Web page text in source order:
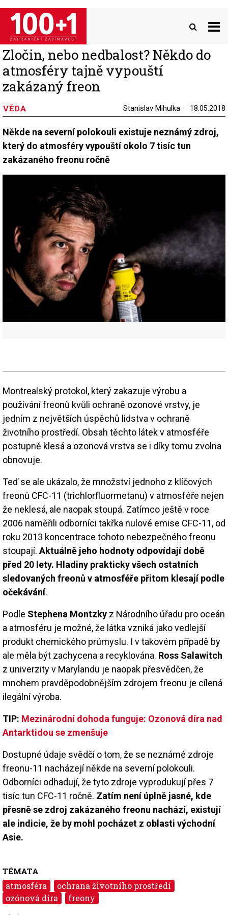
Přejít
hlavnímu
obsahu
Zločin, nebo nedbalost? Někdo do
atmosféry tajně vypouští
zakázaný freon
VĚDA Stanislav Mihulka 18.05.2018
Někde na severní polokouli existuje neznámý zdroj,
který do atmosféry vypouští okolo 7 tisíc tun
zakázaného freonu ročně
Montrealský protokol, který zakazuje výrobu a
používání freonů kvůli ochraně ozonové vrstvy, je
jedním z největších úspěchů lidstva v ochraně
životního prostředí. Obsah těchto látek v atmosféře
postupně klesá a ozonová vrstva se i díky tomu zvolna
obnovuje.
Teď se ale ukázalo, že množství jednoho z klíčových
freonů CFC-11 (trichlorfluormetanu) v atmosféře nejen
že neklesá, ale naopak stoupá. Zatímco ještě v roce
2006 naměřili odborníci takřka nulové emise CFC-11, od
roku 2013 koncentrace tohoto nebezpečného freonu
stoupají. Aktuálně jeho hodnoty odpovídají době
před 20 lety. Hladiny prakticky všech ostatních
sledovaných freonů v atmosféře přitom klesají podle
očekávání.
Podle Stephena Montzky z Národního úřadu pro oceán
a atmosféru je možné, že látka vzniká jako vedlejší
produkt chemického průmyslu. I v takovém případě by
ale měla být zachycena a recyklována. Ross Salawitch
z univerzity v Marylandu je naopak přesvědčen, že
mnohem pravděpodobnějším zdrojem freonu je cílená
ilegální výroba.
TIP: Mezinárodní dohoda funguje: Ozonová díra nad
Antarktidou se zmenšuje
Dostupné údaje svědčí o tom, že se neznámé zdroje
freonu-11 nacházejí někde na severní polokouli.
Odborníci odhadují, že tyto zdroje vyprodukují přes 7
tisíc tun CFC-11 ročně. Zatím není úplně jasné, kde
přesně se zdroj zakázaného freonu nachází, existují
ale indicie, že by mohl pocházet z oblasti východní
Asie.
TÉMATA
atmosféra
ochrana životního prostředí
ozónová díra
freony